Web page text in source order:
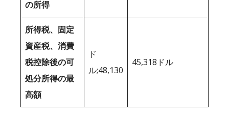
の所得
所得税、固定
資産税、消費
税控除後の可
処分所得の最
高額
ド
ル;48,130
45,318ドル